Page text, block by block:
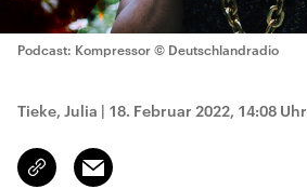
Podcast: Kompressor © Deutschlandradio
Tieke, Julia | 18. Februar 2022, 14:08 Uhr
Link
kopieren/teilen
Email